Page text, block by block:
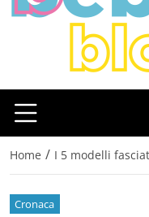
Home / I 5 modelli
Cronaca